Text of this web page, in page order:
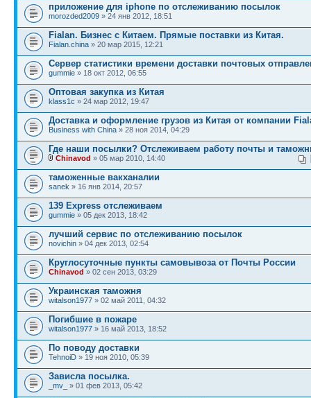
приложение для iphone по отслеживанию посылок
morozded2009 » 24 янв 2012, 18:51
Fialan. Бизнес с Китаем. Прямые поставки из Китая.
Fialan.china » 20 мар 2015, 12:21
Сервер статистики времени доставки почтовых
gummie » 18 окт 2012, 06:55
Оптовая закупка из Китая
klass1c » 24 мар 2012, 19:47
Доставка и оформление грузов из Китая от компании
Business with China » 28 ноя 2014, 04:29
Где наши посылки? Отслеживаем работу почты и
Chinavod » 05 мар 2010, 14:40
таможенные вакханалии
sanek » 16 янв 2014, 20:57
139 Express отслеживаем
gummie » 05 дек 2013, 18:42
лучший сервис по отслеживанию посылок
novichin » 04 дек 2013, 02:54
Круглосуточные пункты самовывоза от Почты России
Chinavod » 02 сен 2013, 03:29
Украинская таможня
witalson1977 » 02 май 2011, 04:32
Погибшие в пожаре
witalson1977 » 16 май 2013, 18:52
По поводу доставки
TehnoiD » 19 ноя 2010, 05:39
Зависла посылка.
_mv_ » 01 фев 2013, 05:42